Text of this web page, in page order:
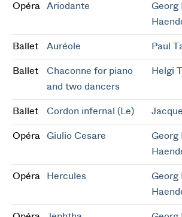
Opéra Ariodante
Georg
Ballet Auréole Paul
Ballet
Chaconne for piano
and two dancers
Helgi
Ballet Cordon infernal (Le)
Opéra Giulio Cesare
Georg
Opéra Hercules
Georg